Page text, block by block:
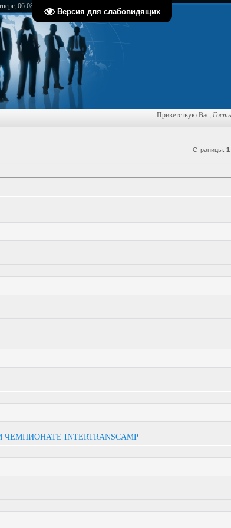
Версия для слабовидящих
06.08.2026, 22:35
Приветствую Вас, Гость
Страницы: 1
INTERTRANSCAMP